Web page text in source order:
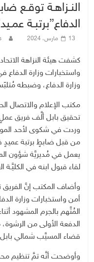
النـزاهـة توقـع
الدفاع”برتبـة
13 مارس، 2024
كشفت هيئة النزاهة
واستخبارات وزارة
وزارة الدفاع، وضبطه
مكتب الإعلام والاتصال
تحقيق بابل ألَّف فريق
وردت في شكوى لأحد
من قبل ضابطٍ برتبة عميدٍ
يعمل في مُديريَّة شؤون
لقاء قبول ابنه في الكليَّـة
وأضاف المكتب إنَّ الفريق
أمن واستخبارات وزارة
المُتَّهم بالجرم المشهود
الدفعة الأولى من
قضاء المسيَّب شمالي
وأوضحت أنَّه تمَّ تنظيم